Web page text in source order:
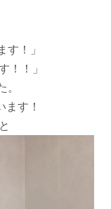
す！」
！！」
。
ます！